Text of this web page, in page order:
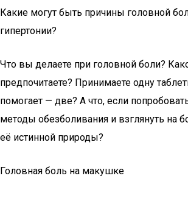
Какие могут быть причины головной
гипертонии?
Что вы делаете при головной боли?
предпочитаете? Принимаете одну
помогает — две? А что, если
методы обезболивания и взглянуть на
её истинной природы?
Головная боль на макушке